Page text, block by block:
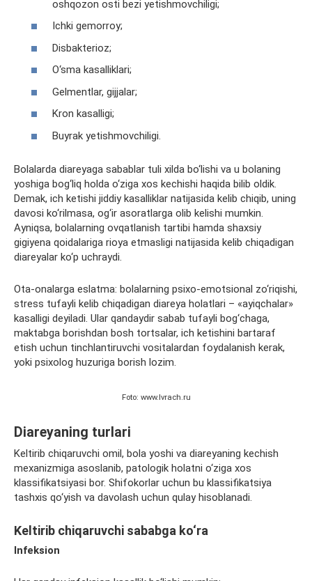
oshqozon osti bezi yetishmovchiligi;
Ichki gemorroy;
Disbakterioz;
O‘sma kasalliklari;
Gelmentlar, gijjalar;
Kron kasalligi;
Buyrak yetishmovchiligi.
Bolalarda diareyaga sabablar tuli xilda bo‘lishi va u bolaning
yoshiga bog‘liq holda o‘ziga xos kechishi haqida bilib oldik.
Demak, ich ketishi jiddiy kasalliklar natijasida kelib chiqib, uning
davosi ko‘rilmasa, og‘ir asoratlarga olib kelishi mumkin.
Ayniqsa, bolalarning ovqatlanish tartibi hamda shaxsiy
gigiyena qoidalariga rioya etmasligi natijasida kelib chiqadigan
diareyalar ko‘p uchraydi.
Ota-onalarga eslatma: bolalarning psixo-emotsional zo‘riqishi,
stress tufayli kelib chiqadigan diareya holatlari – «ayiqchalar»
kasalligi deyiladi. Ular qandaydir sabab tufayli bog‘chaga,
maktabga borishdan bosh tortsalar, ich ketishini bartaraf
etish uchun tinchlantiruvchi vositalardan foydalanish kerak,
yoki psixolog huzuriga borish lozim.
Foto: www.lvrach.ru
Diareyaning turlari
Keltirib chiqaruvchi omil, bola yoshi va diareyaning kechish
mexanizmiga asoslanib, patologik holatni o‘ziga xos
klassifikatsiyasi bor. Shifokorlar uchun bu klassifikatsiya
tashxis qo‘yish va davolash uchun qulay hisoblanadi.
Keltirib chiqaruvchi sababga ko‘ra
Infeksion